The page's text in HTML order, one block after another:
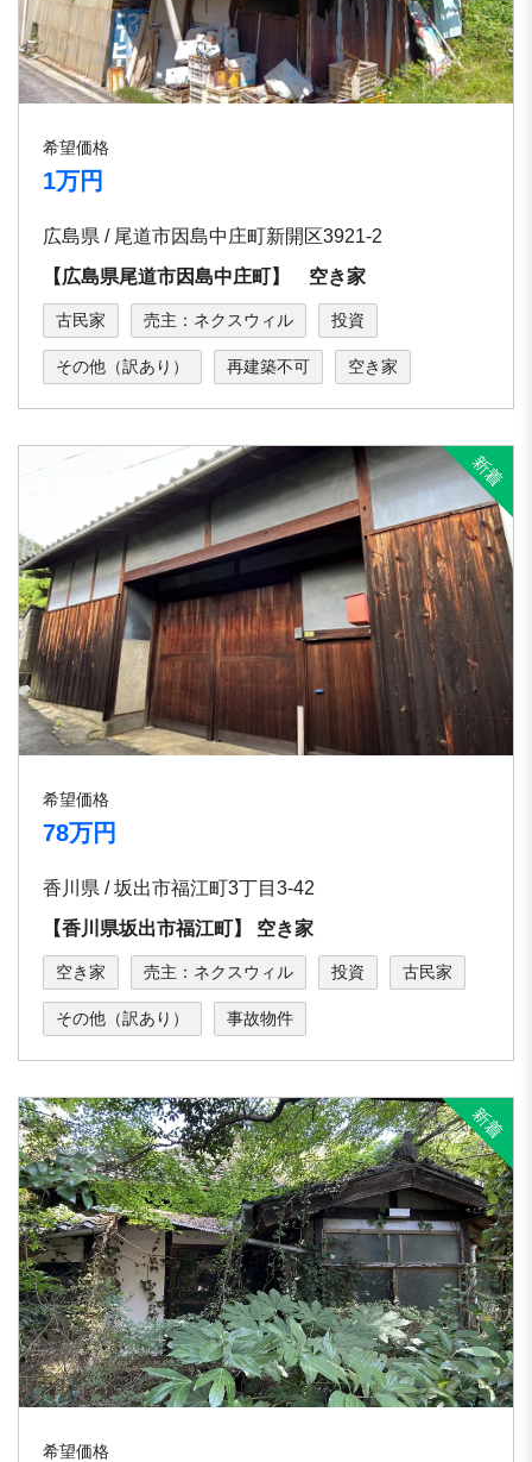
希望価格
1万円
広島県 / 尾道市因島中庄町新開区3921-2
【広島県尾道市因島中庄町】 空き家
古民家 売主：ネクスウィル 投資
その他（訳あり） 再建築不可 空き家
希望価格
78万円
香川県 / 坂出市福江町3丁⽬3-42
【⾹川県坂出市福江町】 空き家
空き家 売主：ネクスウィル 投資 古民家
その他（訳あり） 事故物件
希望価格